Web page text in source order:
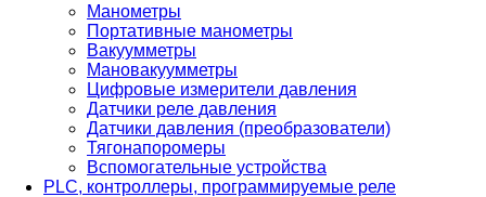
Манометры
Портативные манометры
Вакуумметры
Мановакуумметры
Цифровые измерители давления
Датчики реле давления
Датчики давления (преобразователи)
Тягонапоромеры
Вспомогательные устройства
PLС, контроллеры, программируемые реле